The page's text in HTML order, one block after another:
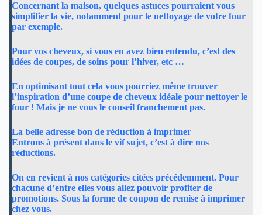
Concernant la maison, quelques astuces pourraient vous
simplifier la vie, notamment pour le nettoyage de votre four
par exemple.
Pour vos cheveux, si vous en avez bien entendu, c’est des
idées de coupes, de soins pour l’hiver, etc …
En optimisant tout cela vous pourriez même trouver
l’inspiration d’une coupe de cheveux idéale pour nettoyer le
four ! Mais je ne vous le conseil franchement pas.
La belle adresse bon de réduction à imprimer
Entrons à présent dans le vif sujet, c’est à dire nos
réductions.
On en revient à nos catégories citées précédemment. Pour
chacune d’entre elles vous allez pouvoir profiter de
promotions. Sous la forme de coupon de remise à imprimer
chez vous.